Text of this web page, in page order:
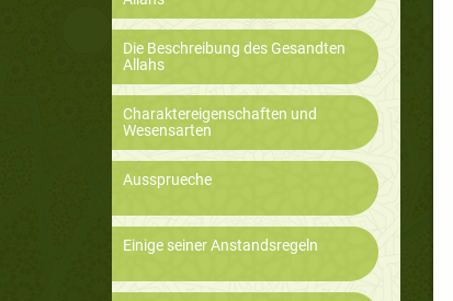
Die Beschreibung des Gesandten
Allahs
Charaktereigenschaften und
Wesensarten
Aussprueche
Einige seiner Anstandsregeln